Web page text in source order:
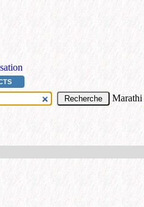
Marathi